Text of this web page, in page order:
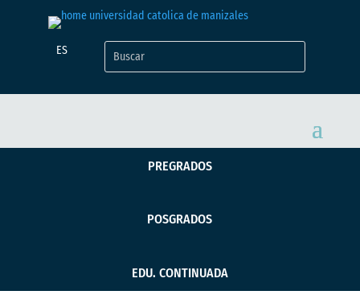
ES
PREGRADOS
POSGRADOS
EDU. CONTINUADA